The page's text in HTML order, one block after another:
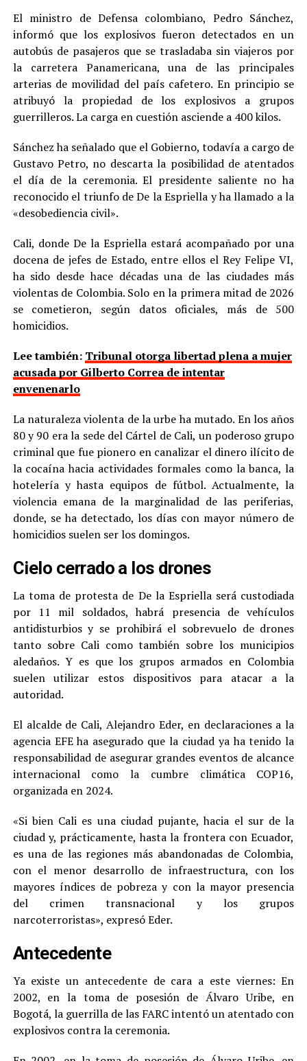
El ministro de Defensa colombiano, Pedro Sánchez,
informó que los explosivos fueron detectados en un
autobús de pasajeros que se trasladaba sin viajeros por
la carretera Panamericana, una de las principales
arterias de movilidad del país cafetero. En principio se
atribuyó la propiedad de los explosivos a grupos
guerrilleros. La carga en cuestión asciende a 400 kilos.
Sánchez ha señalado que el Gobierno, todavía a cargo de
Gustavo Petro, no descarta la posibilidad de atentados
el día de la ceremonia. El presidente saliente no ha
reconocido el triunfo de De la Espriella y ha llamado a la
«desobediencia civil».
Cali, donde De la Espriella estará acompañado por una
docena de jefes de Estado, entre ellos el Rey Felipe VI,
ha sido desde hace décadas una de las ciudades más
violentas de Colombia. Solo en la primera mitad de 2026
se cometieron, según datos oficiales, más de 500
homicidios.
Lee también: Tribunal otorga libertad plena a mujer
acusada por Gilberto Correa de intentar
envenenarlo
La naturaleza violenta de la urbe ha mutado. En los años
80 y 90 era la sede del Cártel de Cali, un poderoso grupo
criminal que fue pionero en canalizar el dinero ilícito de
la cocaína hacia actividades formales como la banca, la
hotelería y hasta equipos de fútbol. Actualmente, la
violencia emana de la marginalidad de las periferias,
donde, se ha detectado, los días con mayor número de
homicidios suelen ser los domingos.
Cielo cerrado a los drones
La toma de protesta de De la Espriella será custodiada
por 11 mil soldados, habrá presencia de vehículos
antidisturbios y se prohibirá el sobrevuelo de drones
tanto sobre Cali como también sobre los municipios
aledaños. Y es que los grupos armados en Colombia
suelen utilizar estos dispositivos para atacar a la
autoridad.
El alcalde de Cali, Alejandro Eder, en declaraciones a la
agencia EFE ha asegurado que la ciudad ya ha tenido la
responsabilidad de asegurar grandes eventos de alcance
internacional como la cumbre climática COP16,
organizada en 2024.
«Si bien Cali es una ciudad pujante, hacia el sur de la
ciudad y, prácticamente, hasta la frontera con Ecuador,
es una de las regiones más abandonadas de Colombia,
con el menor desarrollo de infraestructura, con los
mayores índices de pobreza y con la mayor presencia
del crimen transnacional y los grupos
narcoterroristas», expresó Eder.
Antecedente
Ya existe un antecedente de cara a este viernes: En
2002, en la toma de posesión de Álvaro Uribe, en
Bogotá, la guerrilla de las FARC intentó un atentado con
explosivos contra la ceremonia.